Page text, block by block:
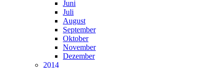
Juni
Juli
August
September
Oktober
November
Dezember
2014